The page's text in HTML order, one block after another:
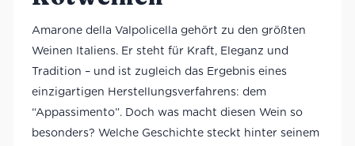
Amarone della Valpolicella gehört zu den größten
Weinen Italiens. Er steht für Kraft, Eleganz und
Tradition – und ist zugleich das Ergebnis eines
einzigartigen Herstellungsverfahrens: dem
“Appassimento”. Doch was macht diesen Wein so
besonders? Welche Geschichte steckt hinter seinem